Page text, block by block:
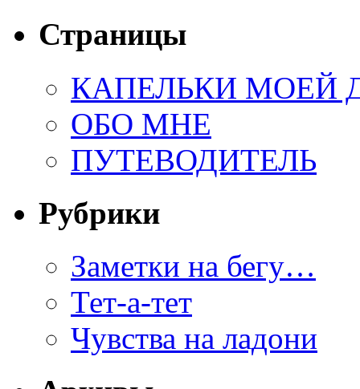
Страницы
КАПЕЛЬКИ МОЕЙ
ОБО МНЕ
ПУТЕВОДИТЕЛЬ
Рубрики
Заметки на бегу…
Тет-а-тет
Чувства на ладони